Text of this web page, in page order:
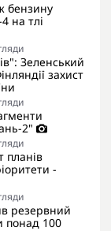
бензину
на тлі
Зеленський
захист
2"
планів
-
резервний
понад 100